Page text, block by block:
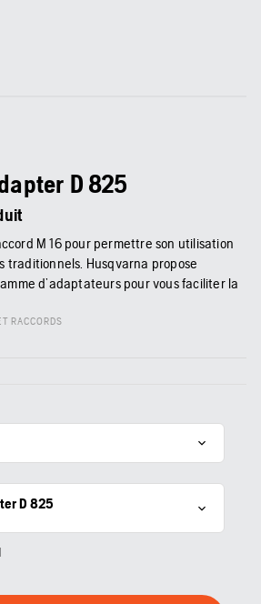
D 825
M 16 pour permettre son utilisation
traditionnels. Husqvarna propose
d’adaptateurs pour vous faciliter la
RACCORDS
D 825